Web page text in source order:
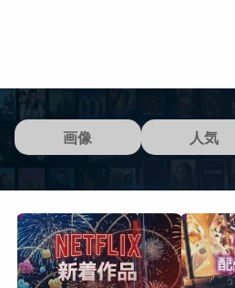
画像 人気